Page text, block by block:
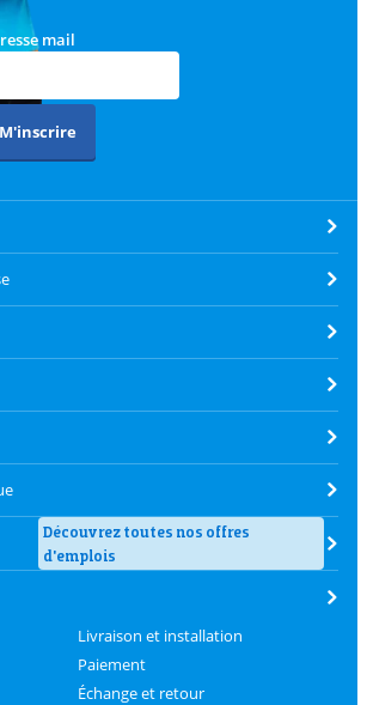
mail
M'inscrire
Découvrez toutes nos offres
d'emplois
Livraison et installation
Paiement
Échange et retour